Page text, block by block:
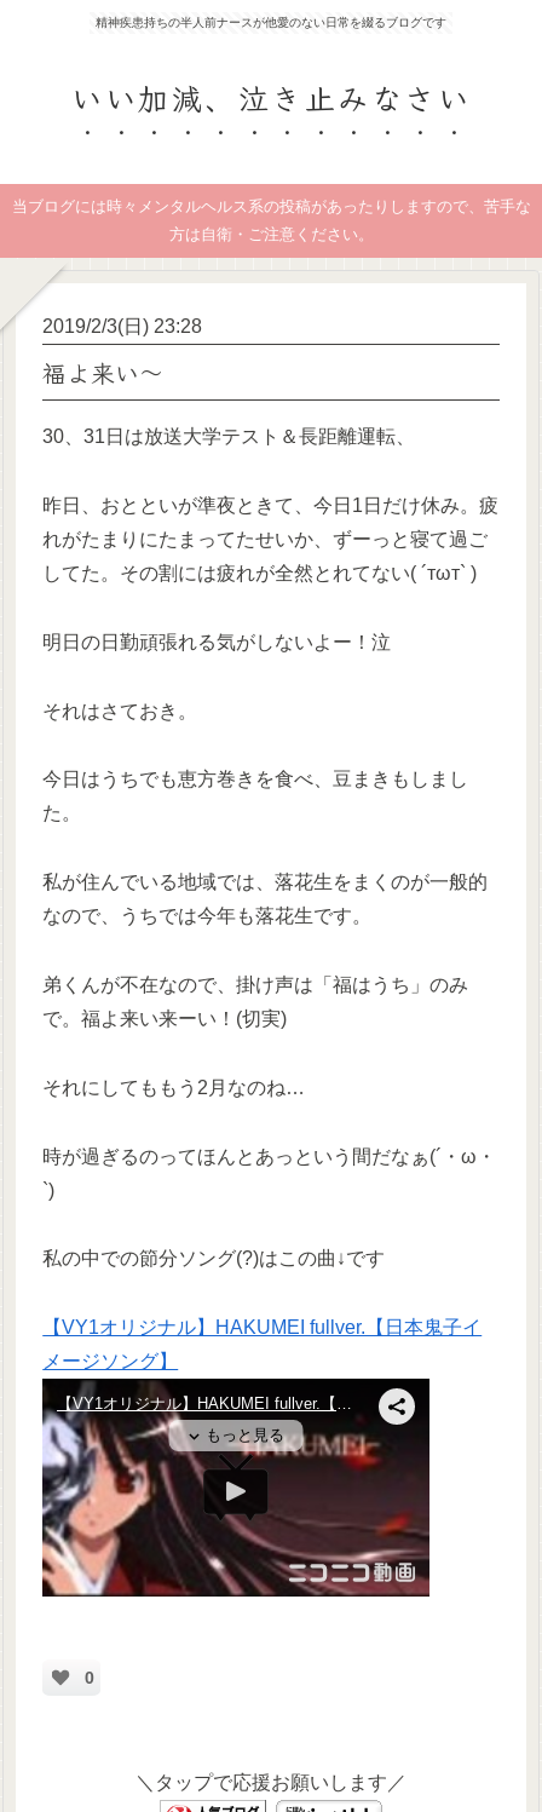
精神疾患持ちの半人前ナースが他愛のない日常を綴るブログです
いい加減、泣き止みなさい
当ブログには時々メンタルヘルス系の投稿があったりしますので、苦手な
方は自衛・ご注意ください。
2019/2/3(日) 23:28
福よ来い～
30、31日は放送大学テスト＆長距離運転、
昨日、おとといが準夜ときて、今日1日だけ休み。疲
れがたまりにたまってたせいか、ずーっと寝て過ご
してた。その割には疲れが全然とれてない( ´тωт` )
明日の日勤頑張れる気がしないよー！泣
それはさておき。
今日はうちでも恵方巻きを食べ、豆まきもしまし
た。
私が住んでいる地域では、落花生をまくのが一般的
なので、うちでは今年も落花生です。
弟くんが不在なので、掛け声は「福はうち」のみ
で。福よ来い来ーい！(切実)
それにしてももう2月なのね…
時が過ぎるのってほんとあっという間だなぁ(´・ω・
`)
私の中での節分ソング(?)はこの曲↓です
【VY1オリジナル】HAKUMEI fullver.【日本鬼子イ
メージソング】
0
＼タップで応援お願いします／